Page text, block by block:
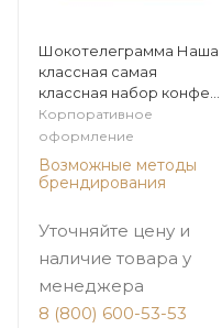
Шокотелеграмма Наша
классная самая
классная набор конфет
ассорти
Корпоративное
оформление
Возможные методы
брендирования
Уточняйте цену и
наличие товара у
менеджера
8 (800) 600-53-53